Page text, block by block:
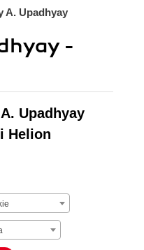
A. Upadhyay
-
Upadhyay
Helion